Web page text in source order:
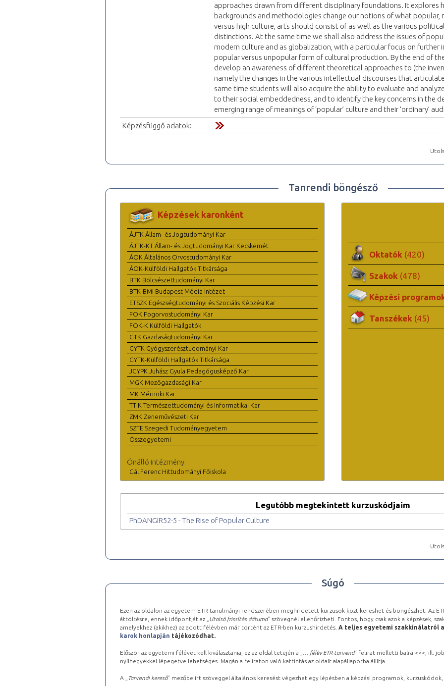
approaches drawn from different disciplinary foundations. It explores
backgrounds and methodologies change our notions of what popular,
versus high culture, arts should consist of as well as the various
distinctions. At the same time we shall also address the issues of
modern culture and as globalization, with a particular focus on
popular versus unpopular form of cultural production. By the end of
develop an awareness of different theoretical approaches to (the
namely the changes in the various intellectual discourses that
same time students will also acquire the ability to evaluate and
to their social embeddedness, and to identify the key concerns in the
emerging range of meanings of ‘popular’ culture and their ‘ordinary’
Képzésfüggő adatok:
Tanrendi böngésző
Képzések karonként
ÁJTK Állam- és Jogtudományi Kar
ÁJTK-KT Állam- és Jogtudományi Kar Kecskemét
ÁOK Általános Orvostudományi Kar
ÁOK-Külföldi Hallgatók Titkársága
BTK Bölcsészettudományi Kar
BTK-BMI Budapest Média Intézet
ETSZK Egészségtudományi és Szociális Képzési Kar
FOK Fogorvostudományi Kar
FOK-K Külföldi Hallgatók
GTK Gazdaságtudományi Kar
GYTK Gyógyszerésztudományi Kar
GYTK-Külföldi Hallgatók Titkársága
JGYPK Juhász Gyula Pedagógusképző Kar
MGK Mezőgazdasági Kar
MK Mérnöki Kar
TTIK Természettudományi és Informatikai Kar
ZMK Zeneművészeti Kar
SZTE Szegedi Tudományegyetem
Összegyetemi
Önálló intézmény
Gál Ferenc Hittudományi Főiskola
Oktatók (420)
Szakok (478)
Képzési
Tanszékek (45)
Legutóbb megtekintett kurzuskódjaim
PhDANGIR52-5 - The Rise of Popular Culture
Súgó
Ezen az oldalon az egyetem ETR tanulmányi rendszerében meghirdetett kurzusok közt kereshet és böngészhet. Az
áttöltésre, ennek időpontját az „ Utolsó frissítés dátuma” szövegnél ellenőrizheti. Fontos, hogy csak azok a képzések,
amelyekhez (akikhez) az adott félévben már történt az ETR-ben kurzushirdetés. A teljes egyetemi szakkínálatról a
karok honlapján tájékozódhat.
Először az egyetemi félévet kell kiválasztania, ez az oldal tetején a „ … félév ETR-tanrend” felirat melletti balra <<<, ill.
nyílhegyekkel lépegetve lehetséges. Magán a feliraton való kattintás az oldalt alapállapotba állítja.
A „ Tanrendi kereső” mezőbe írt szöveggel általános keresést végezhet egy lépésben a képzési programok,